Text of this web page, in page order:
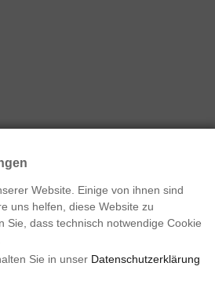
Website. Einige von ihnen sind
uns helfen, diese Website zu
Sie, dass technisch notwendige Cookie
Sie in unser Datenschutzerklärung